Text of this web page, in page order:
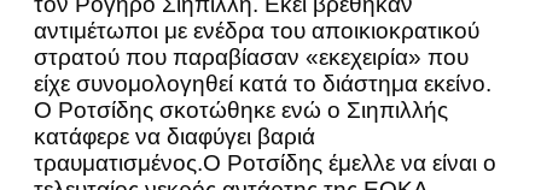
αντιμέτωποι με ενέδρα του αποικιοκρατικού
στρατού που παραβίασαν «εκεχειρία» που
είχε συνομολογηθεί κατά το διάστημα εκείνο.
Ο Ροτσίδης σκοτώθηκε ενώ ο Σιηπιλλής
κατάφερε να διαφύγει βαριά
τραυματισμένος.Ο Ροτσίδης έμελλε να είναι ο